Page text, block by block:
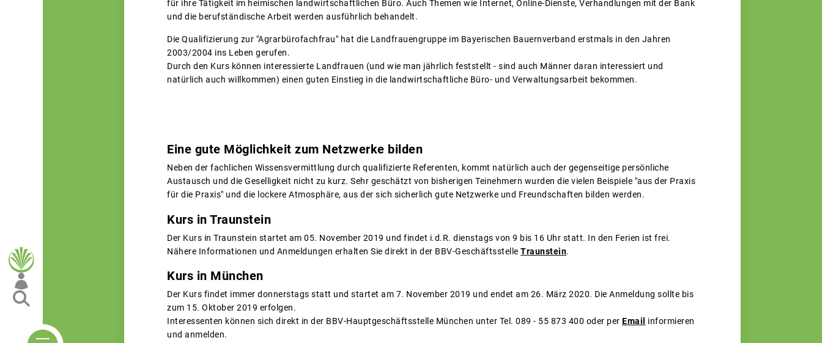
für ihre Tätigkeit im heimischen landwirtschaftlichen Büro. Auch Themen wie Internet, Online-Dienste, Verhandlungen mit der Bank
und die berufständische Arbeit werden ausführlich behandelt.
Die Qualifizierung zur "Agrarbürofachfrau" hat die Landfrauengruppe im Bayerischen Bauernverband erstmals in den Jahren
2003/2004 ins Leben gerufen.
Durch den Kurs können interessierte Landfrauen (und wie man jährlich feststellt - sind auch Männer daran interessiert und
natürlich auch willkommen) einen guten Einstieg in die landwirtschaftliche Büro- und Verwaltungsarbeit bekommen.
Eine gute Möglichkeit zum Netzwerke bilden
Neben der fachlichen Wissensvermittlung durch qualifizierte Referenten, kommt natürlich auch der gegenseitige persönliche
Austausch und die Geselligkeit nicht zu kurz. Sehr geschätzt von bisherigen Teinehmern wurden die vielen Beispiele "aus der Praxis
für die Praxis" und die lockere Atmosphäre, aus der sich sicherlich gute Netzwerke und Freundschaften bilden werden.
Kurs in Traunstein
Der Kurs in Traunstein startet am 05. November 2019 und findet i.d.R. dienstags von 9 bis 16 Uhr statt. In den Ferien ist frei.
Nähere Informationen und Anmeldungen erhalten Sie direkt in der BBV-Geschäftsstelle Traunstein.
Kurs in München
Der Kurs findet immer donnerstags statt und startet am 7. November 2019 und endet am 26. März 2020. Die Anmeldung sollte bis
zum 15. Oktober 2019 erfolgen.
Interessenten können sich direkt in der BBV-Hauptgeschäftsstelle München unter Tel. 089 - 55 873 400 oder per Email
informieren
und anmelden.